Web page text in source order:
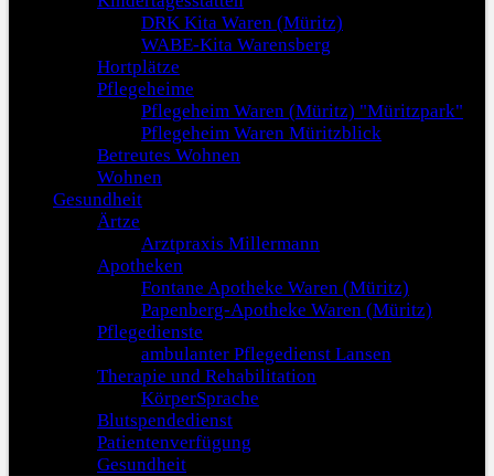
DRK Kita Waren (Müritz)
WABE-Kita Warensberg
Hortplätze
Pflegeheime
Pflegeheim Waren (Müritz) "Müritzpark"
Pflegeheim Waren Müritzblick
Betreutes Wohnen
Wohnen
Gesundheit
Ärtze
Arztpraxis Millermann
Apotheken
Fontane Apotheke Waren (Müritz)
Papenberg-Apotheke Waren (Müritz)
Pflegedienste
ambulanter Pflegedienst Lansen
Therapie und Rehabilitation
KörperSprache
Blutspendedienst
Patientenverfügung
Gesundheit